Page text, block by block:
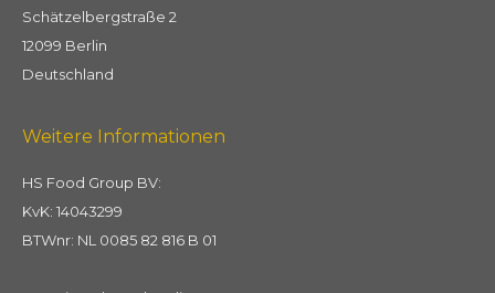
Schätzelbergstraße 2
12099 Berlin
Deutschland
Weitere Informationen
HS Food Group BV:
KvK: 14043299
BTWnr: NL 0085 82 816 B 01